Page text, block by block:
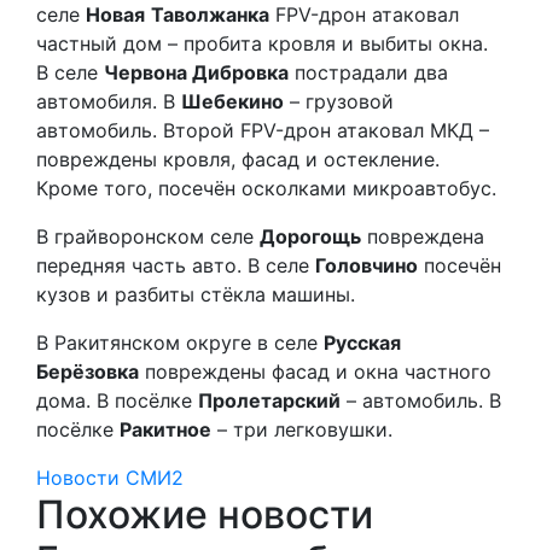
селе Новая Таволжанка FPV-дрон атаковал
частный дом – пробита кровля и выбиты окна.
В селе Червона Дибровка пострадали два
автомобиля. В Шебекино – грузовой
автомобиль. Второй FPV-дрон атаковал МКД –
повреждены кровля, фасад и остекление.
Кроме того, посечён осколками микроавтобус.
В грайворонском селе Дорогощь повреждена
передняя часть авто. В селе Головчино посечён
кузов и разбиты стёкла машины.
В Ракитянском округе в селе Русская
Берёзовка повреждены фасад и окна частного
дома. В посёлке Пролетарский – автомобиль. В
посёлке Ракитное – три легковушки.
Новости СМИ2
Похожие новости